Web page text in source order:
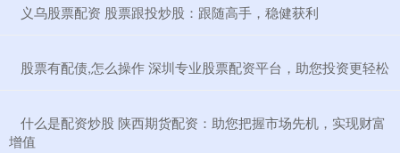
​义乌股票配资 股票跟投炒股：跟随高手，稳健获利
​股票有配债,怎么操作 深圳专业股票配资平台，助您投资更轻松
​什么是配资炒股 陕西期货配资：助您把握市场先机，实现财富
增值